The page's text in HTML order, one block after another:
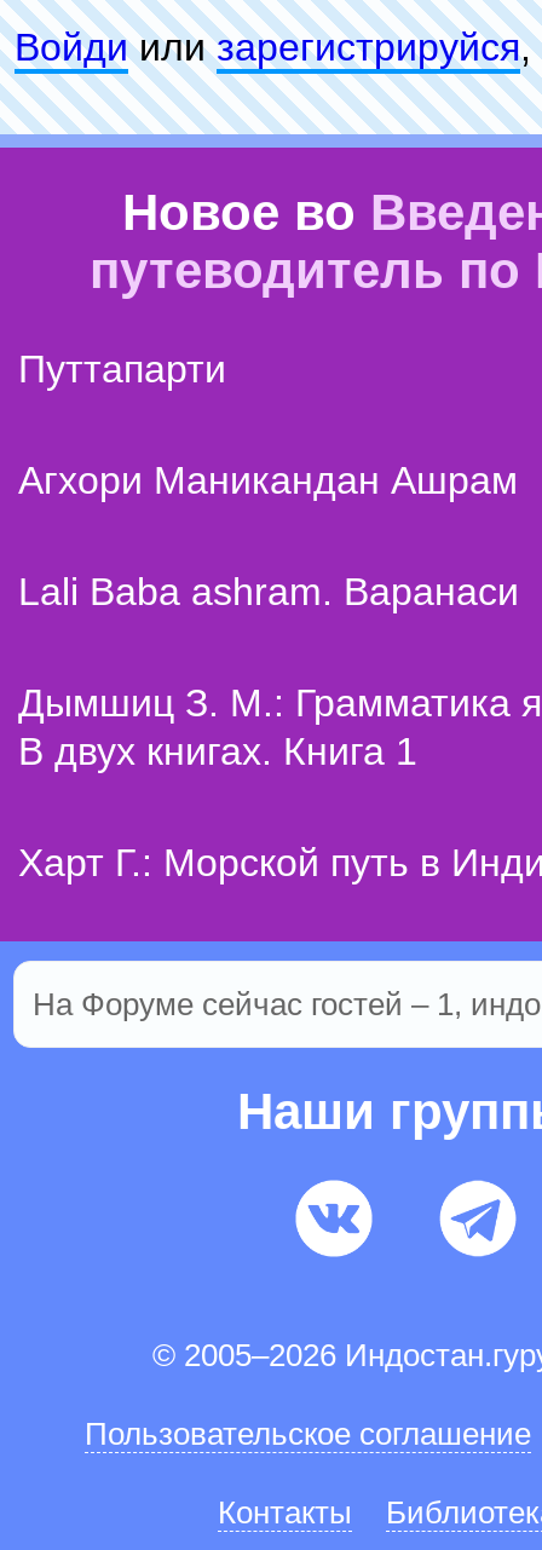
Войдиилизарeгиcтpируйся,
Новое во
путеводитель
Путтапарти
Агхори Маникандан Ашрам
Lali Baba ashram. Варанаси
Дымшиц З. М.: Грамматика
В двух книгах. Книга 1
Харт Г.: Морской путь в
На Форуме сейчас гостей – 1,
Наши
© 2005–2026
Пользовательское соглашение
Контакты